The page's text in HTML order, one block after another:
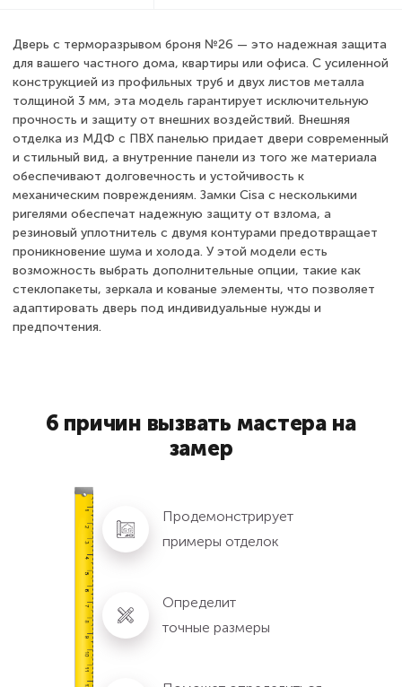
Дверь с терморазрывом броня №26 — это надежная защита
для вашего частного дома, квартиры или офиса. С усиленной
конструкцией из профильных труб и двух листов металла
толщиной 3 мм, эта модель гарантирует исключительную
прочность и защиту от внешних воздействий. Внешняя
отделка из МДФ с ПВХ панелью придает двери современный
и стильный вид, а внутренние панели из того же материала
обеспечивают долговечность и устойчивость к
механическим повреждениям. Замки Cisa с несколькими
ригелями обеспечат надежную защиту от взлома, а
резиновый уплотнитель с двумя контурами предотвращает
проникновение шума и холода. У этой модели есть
возможность выбрать дополнительные опции, такие как
стеклопакеты, зеркала и кованые элементы, что позволяет
адаптировать дверь под индивидуальные нужды и
предпочтения.
6 причин вызвать мастера на
замер
Продемонстрирует
примеры отделок
Определит
точные размеры